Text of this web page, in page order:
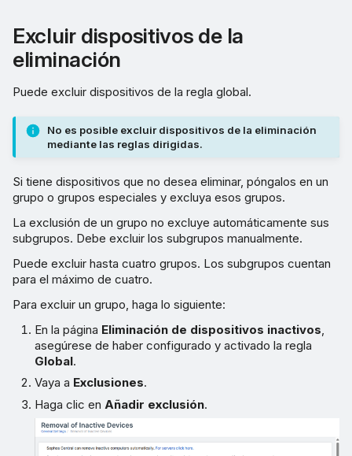
Excluir dispositivos de la
eliminación
Puede excluir dispositivos de la regla global.
No es posible excluir dispositivos de la eliminación
mediante las reglas dirigidas.
Si tiene dispositivos que no desea eliminar, póngalos en un
grupo o grupos especiales y excluya esos grupos.
La exclusión de un grupo no excluye automáticamente sus
subgrupos. Debe excluir los subgrupos manualmente.
Puede excluir hasta cuatro grupos. Los subgrupos cuentan
para el máximo de cuatro.
Para excluir un grupo, haga lo siguiente:
En la página Eliminación de dispositivos inactivos,
asegúrese de haber configurado y activado la regla
Global.
Vaya a Exclusiones.
Haga clic enAñadir exclusión.